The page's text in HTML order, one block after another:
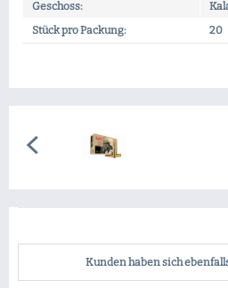
Geschoss:
Stück pro Packung:
20
Kunden haben sich